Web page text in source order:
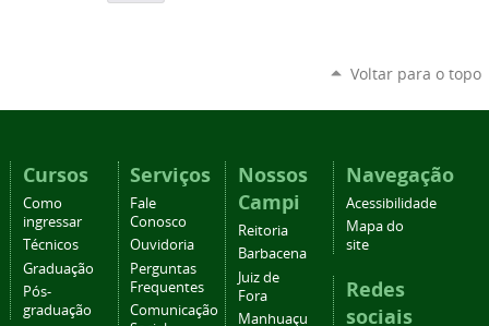
Voltar para o topo
Cursos
Como
ingressar
Técnicos
Graduação
Pós-
graduação
Serviços
Fale
Conosco
Ouvidoria
Perguntas
Frequentes
Comunicação
Nossos
Campi
Reitoria
Barbacena
Juiz de
Fora
Manhuaçu
Navegação
Acessibilidade
Mapa do
site
Redes
sociais